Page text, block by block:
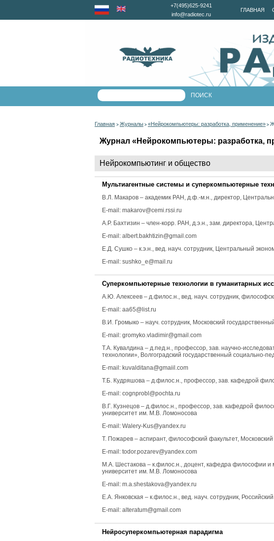
ГЛАВНАЯ
+7(495)625-9241
info@radiotec.ru
Главная > Журналы > «Нейрокомпьютеры: разработка, применение» >
Журнал «Нейрокомпьютеры: разработка,
Нейрокомпьютинг и общество
Мультиагентные системы и суперкомпьютерные
В.Л. Макаров – академик РАН, д.ф.-м.н., директор,
E-mail: makarov@cemi.rssi.ru
А.Р. Бахтизин – член-корр. РАН, д.э.н., зам. директора,
E-mail: albert.bakhtizin@gmail.com
Е.Д. Сушко – к.э.н., вед. науч. сотрудник, Центральный
E-mail: sushko_e@mail.ru
Суперкомпьютерные технологии в гуманитарных
А.Ю. Алексеев – д.филос.н., вед. науч. сотрудник,
E-mail: aa65@list.ru
В.И. Громыко – науч. сотрудник, Московский
E-mail: gromyko.vladimir@gmail.com
Т.А. Кувалдина – д.пед.н., профессор, зав. научно-
технологии», Волгоградский государственный социально-
E-mail: kuvalditana@gmaiil.com
Т.Б. Кудряшова – д.филос.н., профессор, зав. кафедрой
E-mail: cognprobl@pochta.ru
В.Г. Кузнецов – д.филос.н., профессор, зав. кафедрой
университет им. М.В. Ломоносова
E-mail: Walery-Kus@yandex.ru
Т. Пожарев – аспирант, философский факультет,
E-mail: todor.pozarev@yandex.com
М.А. Шестакова – к.филос.н., доцент, кафедра философии и
университет им. М.В. Ломоносова
E-mail: m.a.shestakova@yandex.ru
Е.А. Янковская – к.филос.н., вед. науч. сотрудник,
E-mail: alteratum@gmail.com
Нейросуперкомпьютерная парадигма